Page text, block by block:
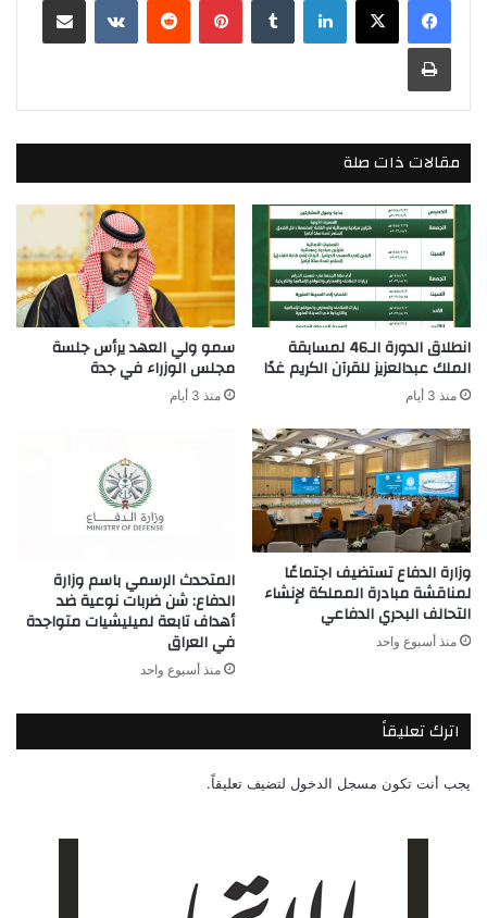
طباعة
مقالات ذات صلة
انطلاق الدورة الـ46 لمسابقة
الملك عبدالعزيز للقرآن الكريم غدًا
منذ 3 أيام
سمو ولي العهد يرأس جلسة
مجلس الوزراء في جدة
منذ 3 أيام
وزارة الدفاع تستضيف اجتماعًا
لمناقشة مبادرة المملكة لإنشاء
التحالف البحري الدفاعي
منذ أسبوع واحد
المتحدث الرسمي باسم وزارة
الدفاع: شن ضربات نوعية ضد
أهداف تابعة لميليشيات متواجدة
في العراق
منذ أسبوع واحد
اترك تعليقاً
يجب أنت تكون مسجل الدخول لتضيف تعليقاً.